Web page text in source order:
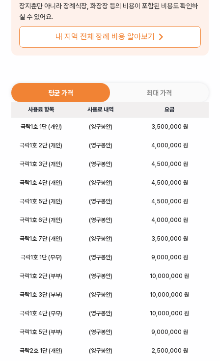
장지뿐만 아니라 장례식장, 화장장 등의 비용이 포함된 비용도 확인하
실 수 있어요.
내 지역 전체 장례 비용 알아보기
평균 가격 최대 가격
사용료 항목 사용료 내역 요금
극락1호 1단 (개인) (영구봉안) 3,500,000 원
극락1호 2단 (개인) (영구봉안) 4,000,000 원
극락1호 3단 (개인) (영구봉안) 4,500,000 원
극락1호 4단 (개인) (영구봉안) 4,500,000 원
극락1호 5단 (개인) (영구봉안) 4,500,000 원
극락1호 6단 (개인) (영구봉안) 4,000,000 원
극락1호 7단 (개인) (영구봉안) 3,500,000 원
극락1호 1단 (부부) (영구봉안) 9,000,000 원
극락1호 2단 (부부) (영구봉안) 10,000,000 원
극락1호 3단 (부부) (영구봉안) 10,000,000 원
극락1호 4단 (부부) (영구봉안) 10,000,000 원
극락1호 5단 (부부) (영구봉안) 9,000,000 원
극락2호 1단 (개인) (영구봉안) 2,500,000 원